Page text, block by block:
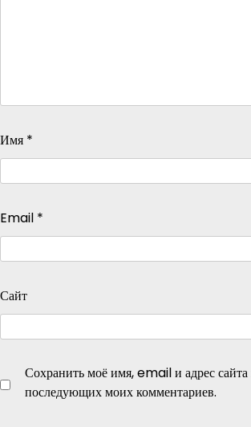
Имя *
Email *
Сайт
Сохранить моё имя, email и адрес сайта
последующих моих комментариев.